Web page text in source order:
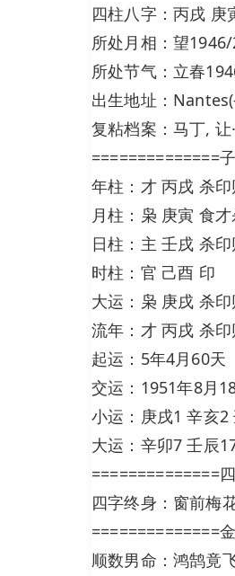
四柱八字：丙戌 庚
所处月相：望
所处节气：立春
出生地址：
复粘档案：马丁,
==============
年柱：才 丙戌 杀
月柱：枭 庚寅 食
日柱：主 壬戌 杀
时柱：官 己酉 印
大运：枭 庚戌 杀
流年：才 丙戌 杀
起运：5年4月60天
交运：1951年8月
小运：庚戌1 辛亥
大运：辛卯7 壬辰
==============
四字终身：窗前梅
==============
顺数男命：鸿鹄竟